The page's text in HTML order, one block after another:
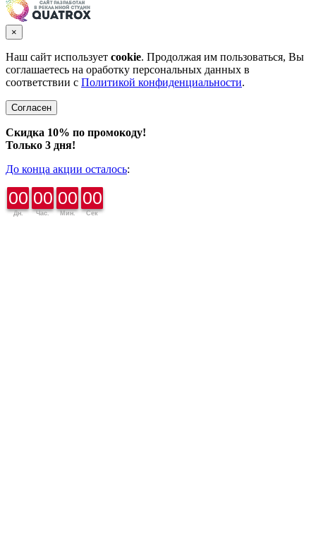
×
Наш сайт использует cookie. Продолжая им пользоваться, Вы
соглашаетесь на оработку персональных данных в
соответствии с Политикой конфиденциальности.
Согласен
Скидка 10% по промокоду!
Только 3 дня!
До конца акции осталось:
00
Дн.
00
Час.
00
Мин.
00
Сек